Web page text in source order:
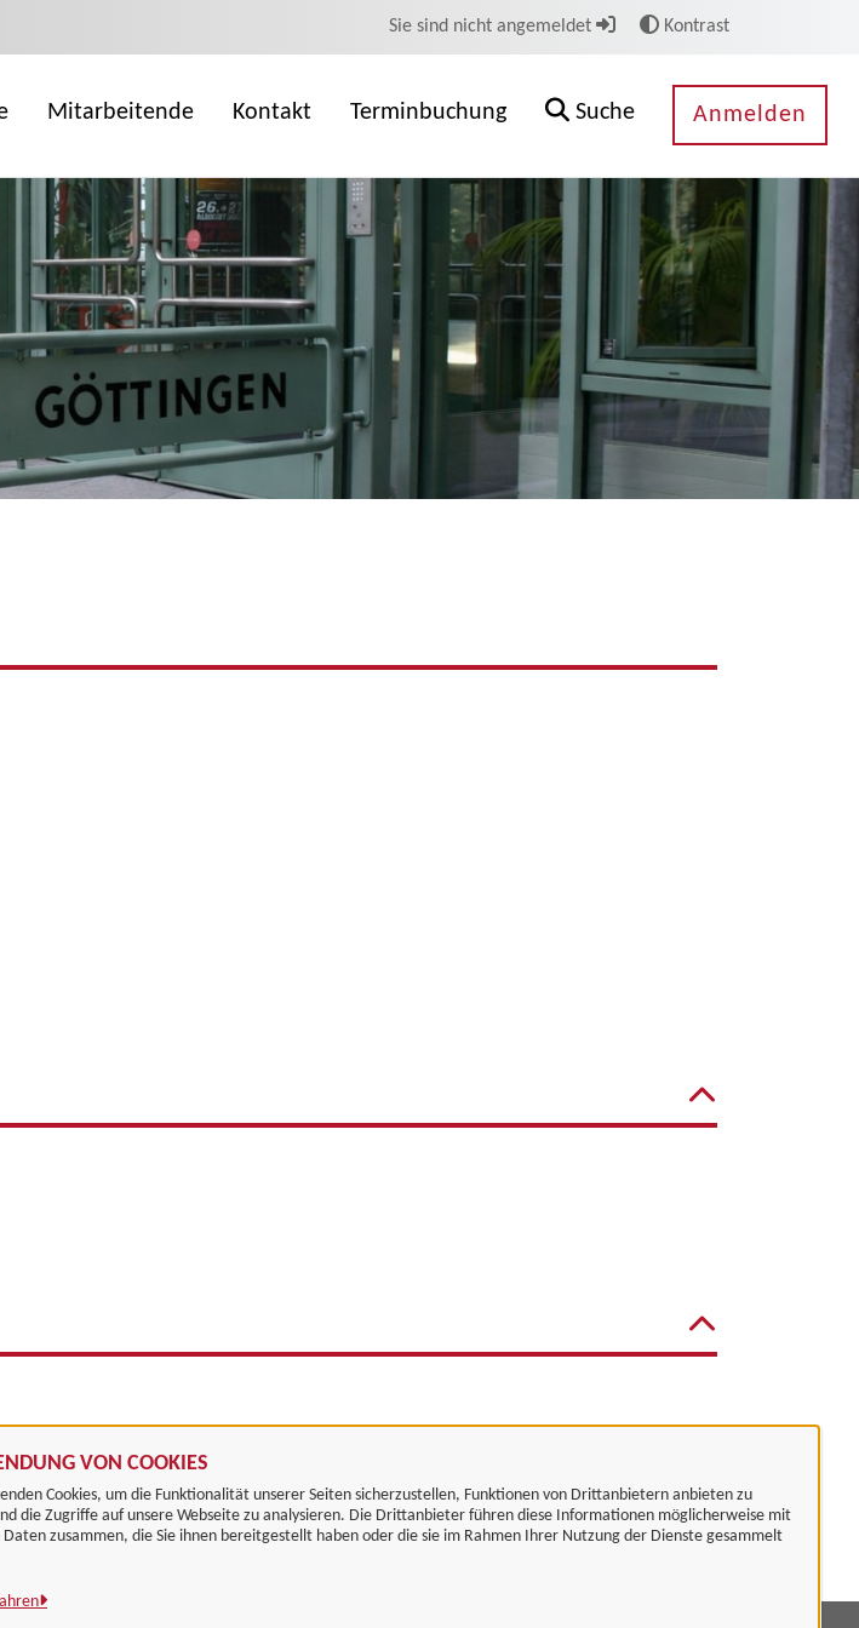
VON COOKIES
Cookies, um die Funktionalität unserer Seiten sicherzustellen, Funktionen von Drittanbietern anbieten zu
die Zugriffe auf unsere Webseite zu analysieren. Die Drittanbieter führen diese Informationen möglicherweise mit
zusammen, die Sie ihnen bereitgestellt haben oder die sie im Rahmen Ihrer Nutzung der Dienste gesammelt
Sie sind nicht angemeldet Kontrast
Mitarbeitende Kontakt Terminbuchung Suche Anmelden